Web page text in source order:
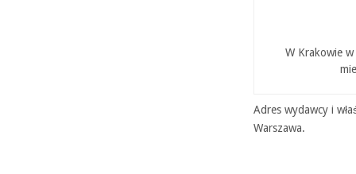
W Krakowie
Adres wydawcy i
Warszawa.